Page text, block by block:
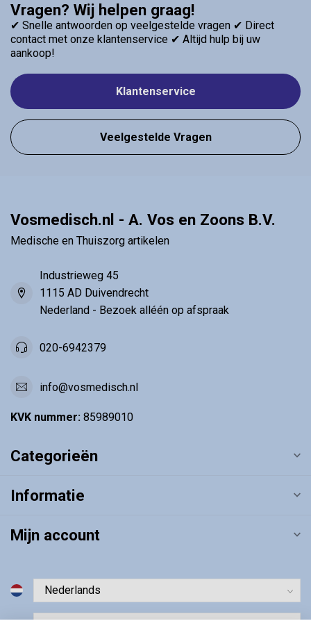
Vragen? Wij helpen graag!
✔ Snelle antwoorden op veelgestelde vragen ✔ Direct
contact met onze klantenservice ✔ Altijd hulp bij uw
aankoop!
Klantenservice
Veelgestelde Vragen
Vosmedisch.nl - A. Vos en Zoons B.V.
Medische en Thuiszorg artikelen
Industrieweg 45
1115 AD Duivendrecht
Nederland - Bezoek alléén op afspraak
020-6942379
info@vosmedisch.nl
KVK nummer: 85989010
Categorieën
Informatie
Mijn account